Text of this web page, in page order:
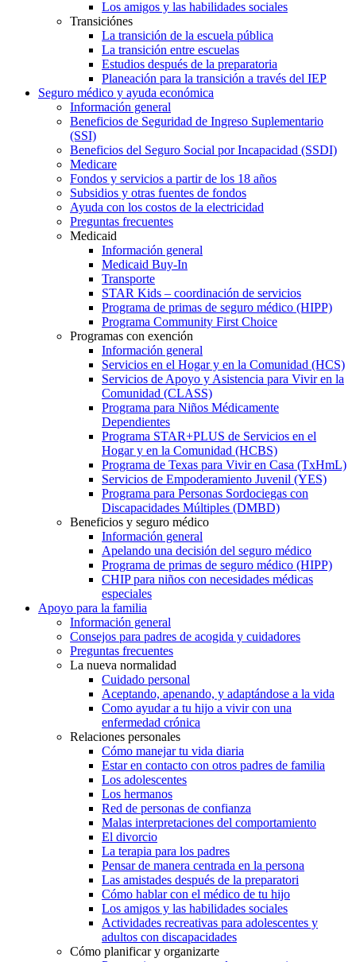
Los amigos y las habilidades sociales
Transiciónes
La transición de la escuela pública
La transición entre escuelas
Estudios después de la preparatoria
Planeación para la transición a través del IEP
Seguro médico y ayuda económica
Información general
Beneficios de Seguridad de Ingreso Suplementario
(SSI)
Beneficios del Seguro Social por Incapacidad (SSDI)
Medicare
Fondos y servicios a partir de los 18 años
Subsidios y otras fuentes de fondos
Ayuda con los costos de la electricidad
Preguntas frecuentes
Medicaid
Información general
Medicaid Buy-In
Transporte
STAR Kids – coordinación de servicios
Programa de primas de seguro médico (HIPP)
Programa Community First Choice
Programas con exención
Información general
Servicios en el Hogar y en la Comunidad (HCS)
Servicios de Apoyo y Asistencia para Vivir en la
Comunidad (CLASS)
Programa para Niños Médicamente
Dependientes
Programa STAR+PLUS de Servicios en el
Hogar y en la Comunidad (HCBS)
Programa de Texas para Vivir en Casa (TxHmL)
Servicios de Empoderamiento Juvenil (YES)
Programa para Personas Sordociegas con
Discapacidades Múltiples (DMBD)
Beneficios y seguro médico
Información general
Apelando una decisión del seguro médico
Programa de primas de seguro médico (HIPP)
CHIP para niños con necesidades médicas
especiales
Apoyo para la familia
Información general
Consejos para padres de acogida y cuidadores
Preguntas frecuentes
La nueva normalidad
Cuidado personal
Aceptando, apenando, y adaptándose a la vida
Como ayudar a tu hijo a vivir con una
enfermedad crónica
Relaciones personales
Cómo manejar tu vida diaria
Estar en contacto con otros padres de familia
Los adolescentes
Los hermanos
Red de personas de confianza
Malas interpretaciones del comportamiento
El divorcio
La terapia para los padres
Pensar de manera centrada en la persona
Las amistades después de la preparatori
Cómo hablar con el médico de tu hijo
Los amigos y las habilidades sociales
Actividades recreativas para adolescentes y
adultos con discapacidades
Cómo planificar y organizarte